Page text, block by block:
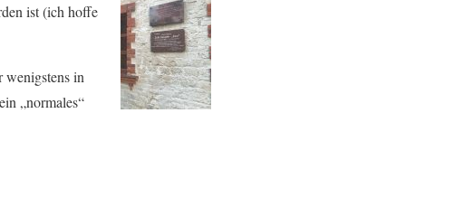
ist (ich hoffe
wenigstens in
„normales“